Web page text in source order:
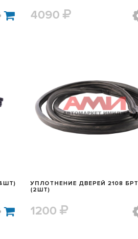
4090
БЫСТРЫЙ ПРОСМОТР
УПЛОТНЕНИЕ ДВЕРЕЙ 2108 БРТ
(2ШТ)
1200